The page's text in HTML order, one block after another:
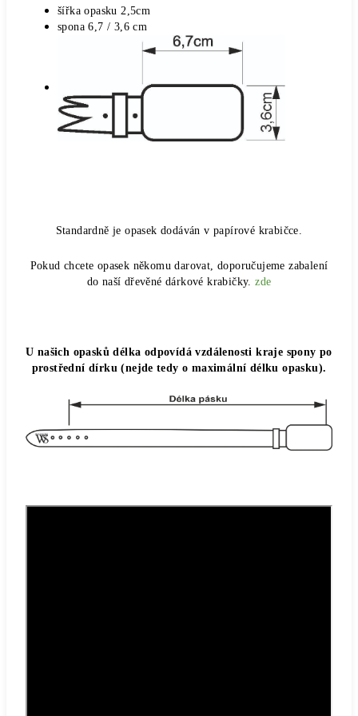
šířka opasku 2,5cm
spona 6,7 / 3,6 cm
Standardně je opasek dodáván v papírové krabičce.
Pokud chcete opasek někomu darovat, doporučujeme zabalení
do naší dřevěné dárkové krabičky.zde
U našich opasků délka odpovídá vzdálenosti kraje spony po
prostřední dírku (nejde tedy o maximální délku opasku).